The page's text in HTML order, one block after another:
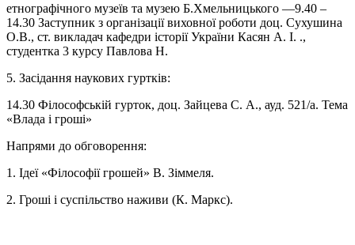
етнографічного музеїв та музею Б.Хмельницького —9.40 –
14.30 Заступник з організації виховної роботи доц. Сухушина
О.В., ст. викладач кафедри історії України Касян А. І. .,
студентка 3 курсу Павлова Н.
5. Засідання наукових гуртків:
14.30 Філософській гурток, доц. Зайцева С. А., ауд. 521/а. Тема
«Влада і гроші»
Напрями до обговорення:
1. Ідеї «Філософії грошей» В. Зіммеля.
2. Гроші і суспільство наживи (К. Маркс).